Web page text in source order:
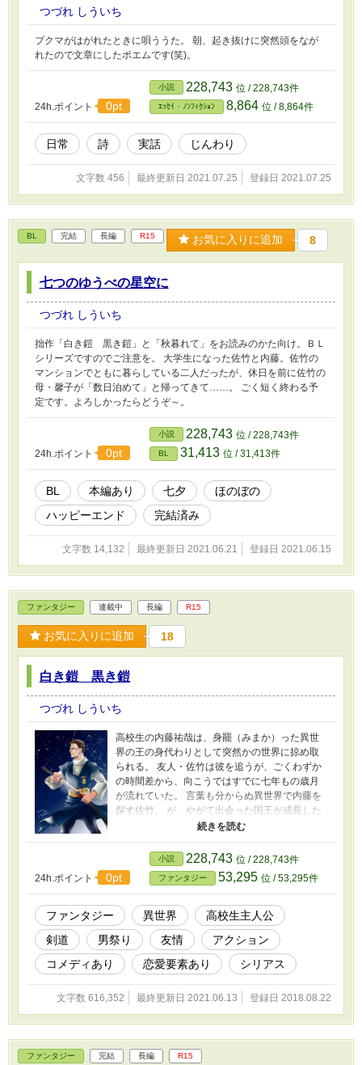
つづれ しういち
ブクマがはがれたときに唄ううた。 朝、起き抜けに突然頭をなが
れたので文章にしたポエムです(笑)。
24h.ポイント 0pt
小説 228,743 位 / 228,743件
ｴｯｾｲ・ﾉﾝﾌｨｸｼｮﾝ 8,864 位 / 8,864件
日常 詩 実話 じんわり
文字数 456 最終更新日 2021.07.25 登録日 2021.07.25
BL 完結 長編 R15 お気に入りに追加 8
七つのゆうべの星空に
つづれ しういち
拙作「白き鎧 黒き鎧」と「秋暮れて」をお読みのかた向け。ＢＬ
シリーズですのでご注意を。 大学生になった佐竹と内藤。佐竹の
マンションでともに暮らしている二人だったが、休日を前に佐竹の
母・馨子が「数日泊めて」と帰ってきて……。 ごく短く終わる予
定です。よろしかったらどうぞ～。
24h.ポイント 0pt
小説 228,743 位 / 228,743件
BL 31,413 位 / 31,413件
BL 本編あり 七夕
ほのぼの
ハッピーエンド
完結済み
文字数 14,132 最終更新日 2021.06.21 登録日 2021.06.15
ファンタジー 連載中 長編 R15
お気に入りに追加 18
白き鎧 黒き鎧
つづれ しういち
高校生の内藤祐哉は、身罷（みまか）った異世
界の王の身代わりとして突然かの世界に掠め取
られる。 友人・佐竹は彼を追うが、ごくわずか
の時間差から、向こうではすでに七年もの歳月
が流れていた。 言葉も分からぬ異世界で内藤を
探す佐竹。 が、やがて出会った国王が成長した
内藤にそっくりで――。しかし、彼に内藤とし
ての記憶はなかった。 敵対する二つの国の二つ
の鎧の秘密に迫り、佐竹は敵国ノエリオール、
黒き鎧の王と戦う決意をするのだったが――。
※つづれ しういち作のオリジナルファンタジ
ー小説です。「小説家になろう」および「カク
ヨム」にも公開中。他サイトへの無断転載は許
可しておりません。
24h.ポイント 0pt
小説 228,743 位 / 228,743件
ファンタジー 53,295 位 / 53,295件
ファンタジー 異世界
高校生主人公
剣道
男祭り 友情
アクション
コメディあり
恋愛要素あり シリアス
文字数 616,352 最終更新日 2021.06.13 登録日 2018.08.22
ファンタジー 完結 長編 R15